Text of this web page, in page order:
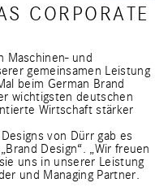
CORPORATE
Maschinen- und
gemeinsamen Leistung
beim German Brand
wichtigsten deutschen
Wirtschaft stärker
von Dürr gab es
Design“. „Wir freuen
uns in unserer Leistung
und Managing Partner.